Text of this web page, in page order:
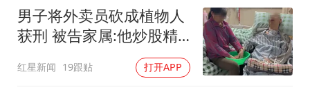
两名乘客在飞机上因调节座椅起冲突
AI会终结印度“外包神话”吗
夯实基础开新局
男子将外卖员砍成植物人
获刑 被告家属:他炒股精
红星新闻 19跟贴 打开APP